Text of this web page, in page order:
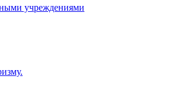
учреждениями